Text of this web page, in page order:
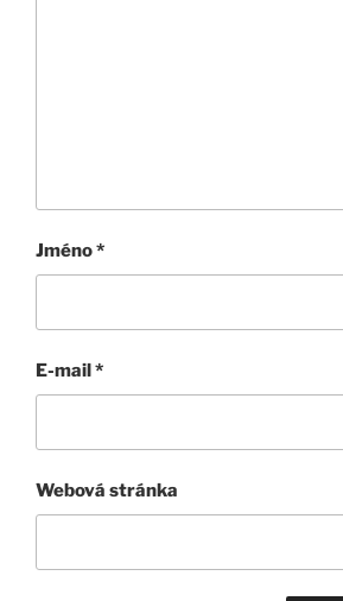
Jméno*
E-mail*
Webová stránka